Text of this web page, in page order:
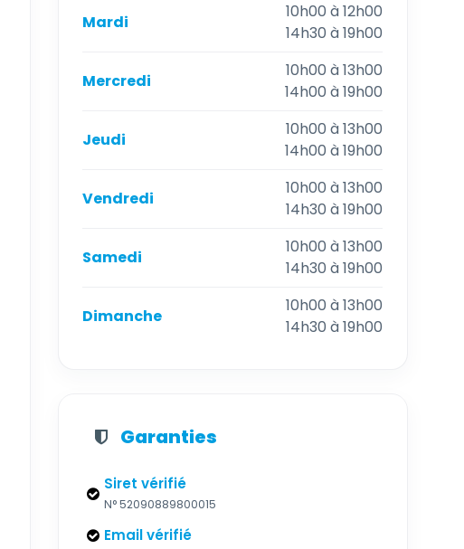
Mardi
10h00 à 12h00
14h30 à 19h00
Mercredi
10h00 à 13h00
14h00 à 19h00
Jeudi
10h00 à 13h00
14h00 à 19h00
Vendredi
10h00 à 13h00
14h30 à 19h00
Samedi
10h00 à 13h00
14h30 à 19h00
Dimanche
10h00 à 13h00
14h30 à 19h00
Garanties
Siret vérifié
N° 52090889800015
Email vérifié